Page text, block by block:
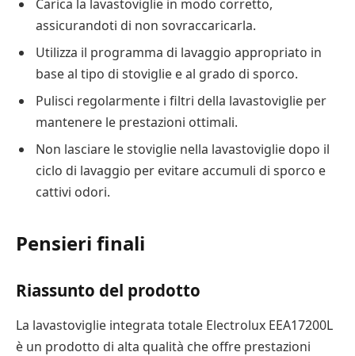
Carica la lavastoviglie in modo corretto,
assicurandoti di non sovraccaricarla.
Utilizza il programma di lavaggio appropriato in
base al tipo di stoviglie e al grado di sporco.
Pulisci regolarmente i filtri della lavastoviglie per
mantenere le prestazioni ottimali.
Non lasciare le stoviglie nella lavastoviglie dopo il
ciclo di lavaggio per evitare accumuli di sporco e
cattivi odori.
Pensieri finali
Riassunto del prodotto
La lavastoviglie integrata totale Electrolux EEA17200L
è un prodotto di alta qualità che offre prestazioni